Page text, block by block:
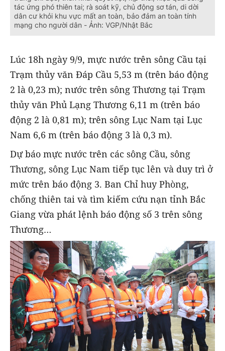
tác ứng phó thiên tai; rà soát kỹ, chủ động sơ tán, di dời
dân cư khỏi khu vực mất an toàn, bảo đảm an toàn tính
mạng cho người dân - Ảnh: VGP/Nhật Bắc
Lúc 18h ngày 9/9, mực nước trên sông Cầu tại
Trạm thủy văn Đáp Cầu 5,53 m (trên báo động
2 là 0,23 m); nước trên sông Thương tại Trạm
thủy văn Phủ Lạng Thương 6,11 m (trên báo
động 2 là 0,81 m); trên sông Lục Nam tại Lục
Nam 6,6 m (trên báo động 3 là 0,3 m).
Dự báo mực nước trên các sông Cầu, sông
Thương, sông Lục Nam tiếp tục lên và duy trì ở
mức trên báo động 3. Ban Chỉ huy Phòng,
chống thiên tai và tìm kiếm cứu nạn tỉnh Bắc
Giang vừa phát lệnh báo động số 3 trên sông
Thương…